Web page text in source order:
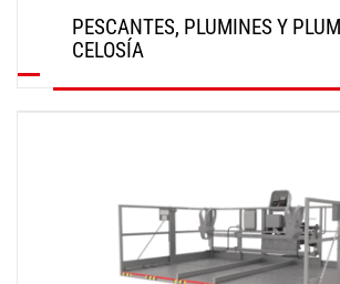
PESCANTES, PLUMINES Y
CELOSÍA